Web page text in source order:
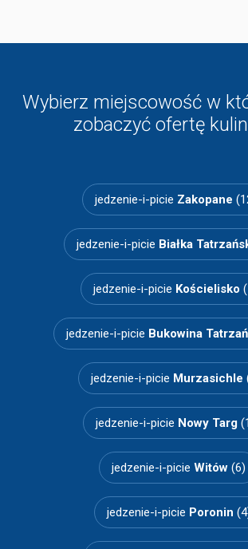
Wybierz miejscowość w
zobaczyć ofertę
jedzenie-i-picie Zakopane
jedzenie-i-picie Białka
jedzenie-i-picie Kościelisko
jedzenie-i-picie Bukowina
jedzenie-i-picie Murzasichle
jedzenie-i-picie Nowy Targ
jedzenie-i-picie Witów (6)
jedzenie-i-picie Poronin